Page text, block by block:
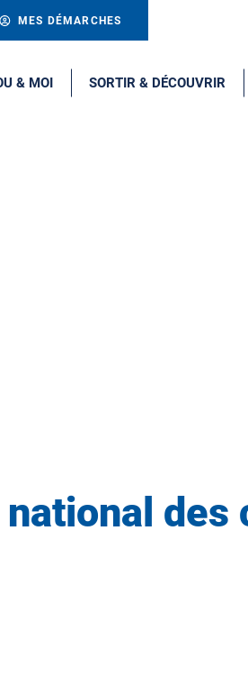
MES DÉMARCHES
& MOI SORTIR & DÉCOUVRIR